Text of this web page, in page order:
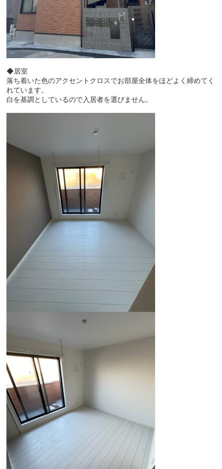
◆居室
落ち着いた色のアクセントクロスでお部屋全体をほどよく締めてく
れています。
白を基調としているので入居者を選びません。